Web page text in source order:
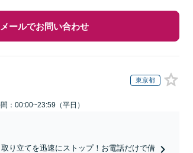
メールでお問い合わせ
東京都
：00:00~23:59（平日）
り立てを迅速にストップ！お電話だけで借